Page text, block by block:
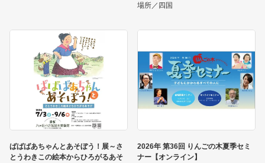
場所／四国
ばばばあちゃんとあそぼう！展～さ
とうわきこの絵本からひろがるあそ
2026年 第36回 りんごの木夏季セミ
ナー【オンライン】